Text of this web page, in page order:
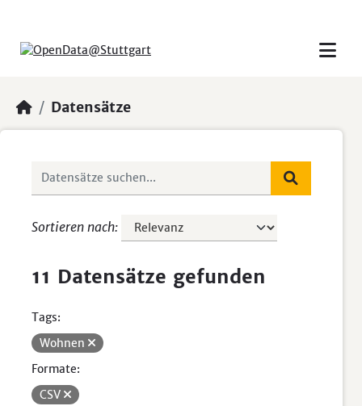
Datensätze
Sortieren nach
11 Datensätze gefunden
Tags:
Wohnen
Formate:
CSV